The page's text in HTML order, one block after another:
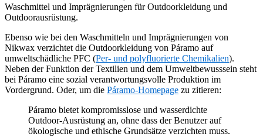
Waschmittel und Imprägnierungen für Outdoorkleidung und
Outdoorausrüstung.
Ebenso wie bei den Waschmitteln und Imprägnierungen von
Nikwax verzichtet die Outdoorkleidung von Páramo auf
umweltschädliche PFC (Per- und polyfluorierte Chemikalien).
Neben der Funktion der Textilien und dem Umweltbewusssein steht
bei Páramo eine sozial verantwortungsvolle Produktion im
Vordergrund. Oder, um die Páramo-Homepage zu zitieren:
Páramo bietet kompromisslose und wasserdichte
Outdoor-Ausrüstung an, ohne dass der Benutzer auf
ökologische und ethische Grundsätze verzichten muss.